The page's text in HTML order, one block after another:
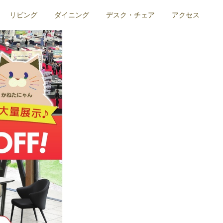
リビング ダイニング デスク・チェア アクセス